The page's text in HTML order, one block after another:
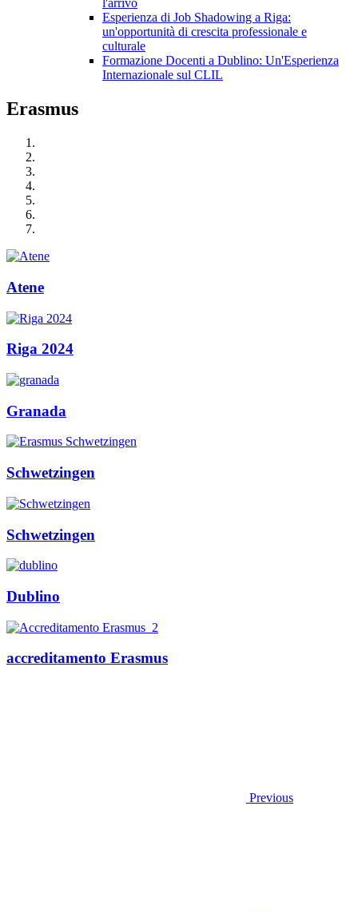
l'arrivo
Esperienza di Job Shadowing a Riga:
un'opportunità di crescita professionale e
culturale
Formazione Docenti a Dublino: Un'Esperienza
Internazionale sul CLIL
Erasmus
Atene
Riga 2024
Granada
Schwetzingen
Schwetzingen
Dublino
accreditamento Erasmus
Previous